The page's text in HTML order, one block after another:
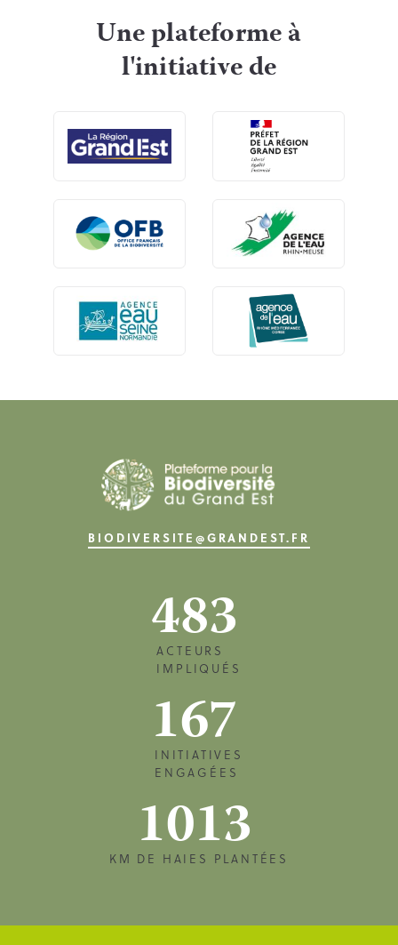
Une plateforme à
l'initiative de
BIODIVERSITE@GRANDEST.FR
483
ACTEURS
IMPLIQUÉS
167
INITIATIVES
ENGAGÉES
1013
KM DE HAIES PLANTÉES